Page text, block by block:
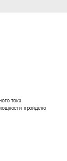
тока
пройдено